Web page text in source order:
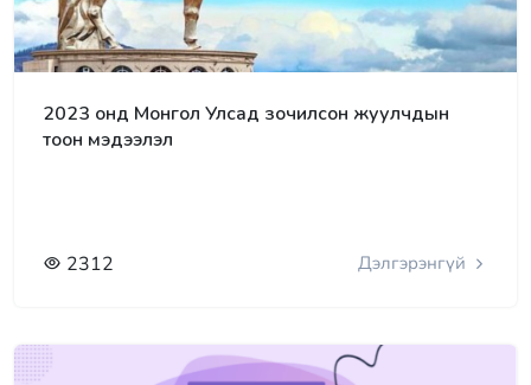
2023 онд Монгол Улсад зочилсон жуулчдын
тоон мэдээлэл
2312 Дэлгэрэнгүй